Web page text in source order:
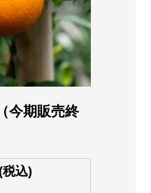
今期販売終
込)